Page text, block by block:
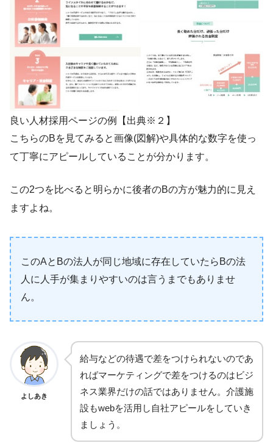
良い人材採用ページの例【出典※２】
こちらのBを見てみると画像(図解)や具体的な数字を使っ
て丁寧にアピールしていることが分かります。
この2つを比べると明らかに後者のBの方が魅力的に見え
ますよね。
このAとBの法人が同じ地域に存在していたらBの法
人に人手が集まりやすいのは言うまでもありませ
ん。
よしあき
給与などの待遇で差をつけられないのであ
ればマーケティングで差をつけるのはビジ
ネス業界だけの話ではありません。介護施
設もwebを活用し自社アピールをしていき
ましょう。